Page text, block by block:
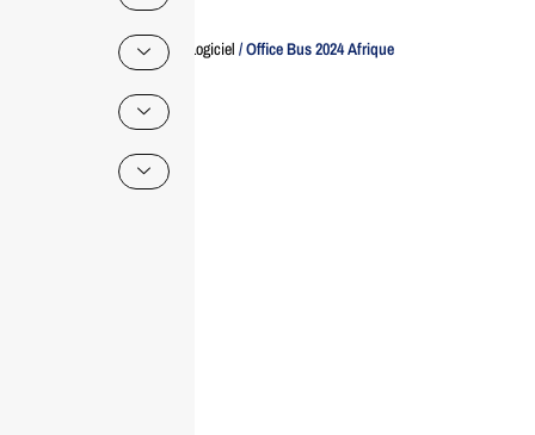
Home Logiciel / Office Bus 2024 Afrique